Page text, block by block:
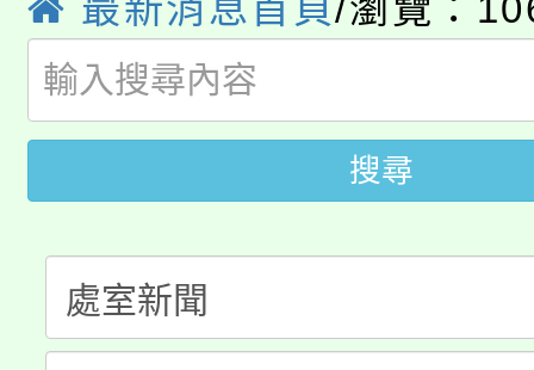
開!
115年桃園市運動會8/
田徑場及游泳池舉行。
桃園市低收入戶享有免
視費優惠，中低收入戶
者。
大園自造教育及科技中
份教師增能研習
大溪自造教育及科技中
份教師研習
淨零綠生活教案入校路
會
115年食農教育專業人
最新消息首頁/瀏覽：
搜尋